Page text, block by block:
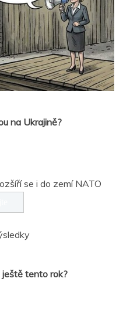
na Ukrajině?
se i do zemí NATO
ještě tento rok?